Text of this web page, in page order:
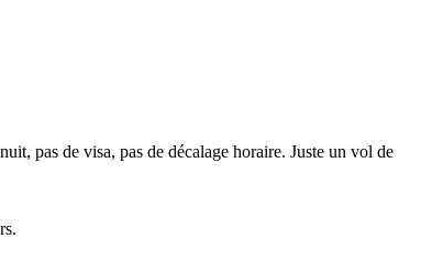
pas de visa, pas de décalage horaire. Juste un vol de